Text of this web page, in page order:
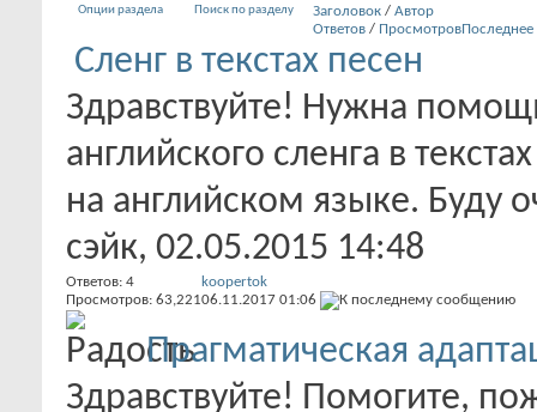
Опции раздела Поиск по разделу Заголовок / Автор
Ответов / Просмотров
Сленг в текстах песен
Здравствуйте! Нужна
английского сленга в
на английском языке. Буду
сэйк, 02.05.2015 14:48
Ответов: 4
Просмотров: 63,221
koopertok
06.11.2017 01:06
Прагматическая
Здравствуйте! Помогите,